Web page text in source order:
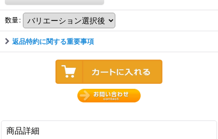
数量:
返品特約に関する重要事項
商品詳細